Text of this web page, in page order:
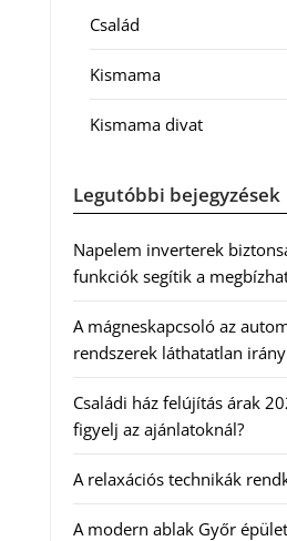
Család
Kismama
Kismama divat
Legutóbbi bejegyzések
Napelem inverterek
funkciók segítik a
A mágneskapcsoló az
rendszerek láthatatlan
Családi ház felújítás árak
figyelj az ajánlatoknál?
A relaxációs technikák
A modern ablak Győr